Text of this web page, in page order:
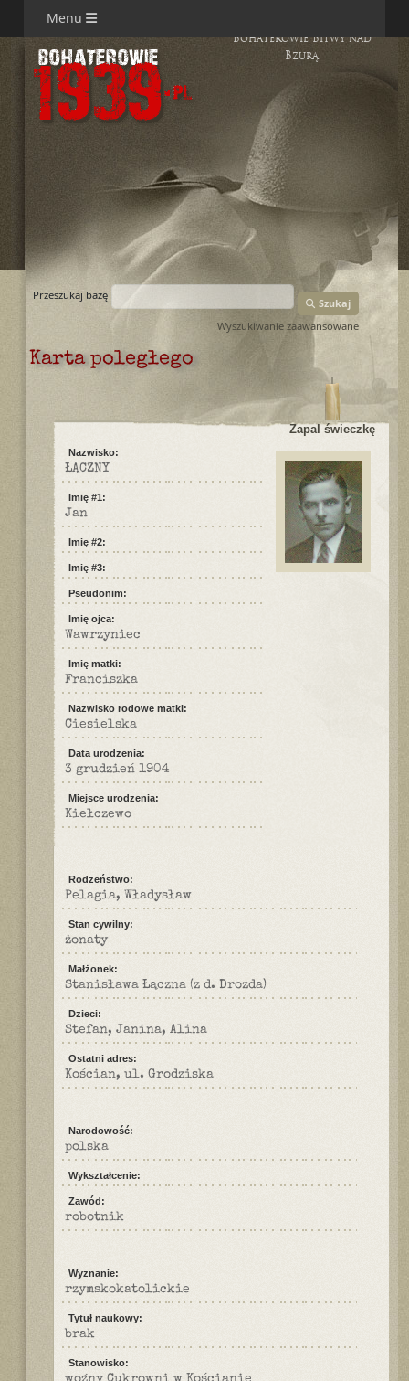
Menu
Bohaterowie Bitwy nad
Bzurą
Przeszukaj bazę
Szukaj
Wyszukiwanie zaawansowane
Karta poległego
Zapal świeczkę
Nazwisko:
ŁĄCZNY
Imię #1:
Jan
Imię #2:
Imię #3:
Pseudonim:
Imię ojca:
Wawrzyniec
Imię matki:
Franciszka
Nazwisko rodowe matki:
Ciesielska
Data urodzenia:
3 grudzień 1904
Miejsce urodzenia:
Kiełczewo
Rodzeństwo:
Pelagia, Władysław
Stan cywilny:
żonaty
Małżonek:
Stanisława Łączna (z d. Drozda)
Dzieci:
Stefan, Janina, Alina
Ostatni adres:
Kościan, ul. Grodziska
Narodowość:
polska
Wykształcenie:
Zawód:
robotnik
Wyznanie:
rzymskokatolickie
Tytuł naukowy:
brak
Stanowisko: